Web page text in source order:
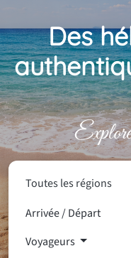
Des
Toutes les régions
Voyageurs